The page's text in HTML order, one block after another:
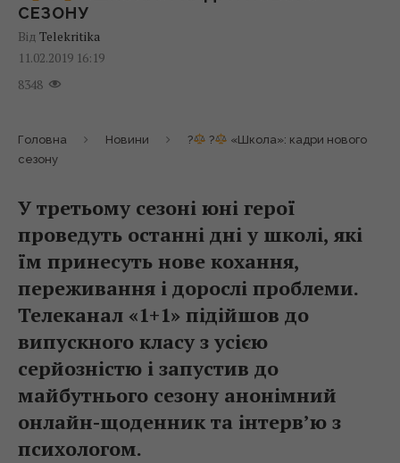
СЕЗОНУ
Від Telekritika
11.02.2019 16:19
8348
Головна Новини ? ?
«Школа»: кадри нового
сезону
У третьому сезоні юні герої
проведуть останні дні у школі, які
їм принесуть нове кохання,
переживання і дорослі проблеми.
Телеканал «1+1» підійшов до
випускного класу з усією
серйозністю і запустив до
майбутнього сезону анонімний
онлайн-щоденник та інтерв’ю з
психологом.